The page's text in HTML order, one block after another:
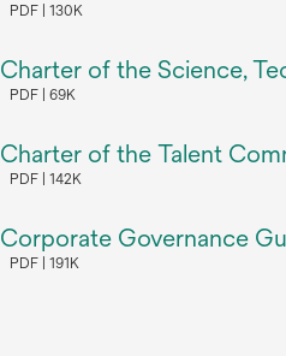
PDF 130K
Charter of the Science,
PDF 69K
Charter of the Talent
PDF 142K
Corporate Governance
PDF 191K